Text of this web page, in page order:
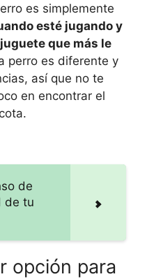
es simplemente
esté jugando y
que más le
perro es diferente y
así que no te
en encontrar el
de
de tu
opción para